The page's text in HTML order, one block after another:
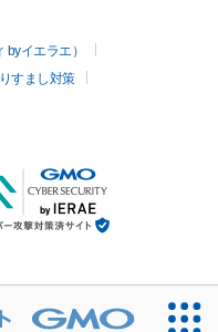
イエラエ）
すまし対策